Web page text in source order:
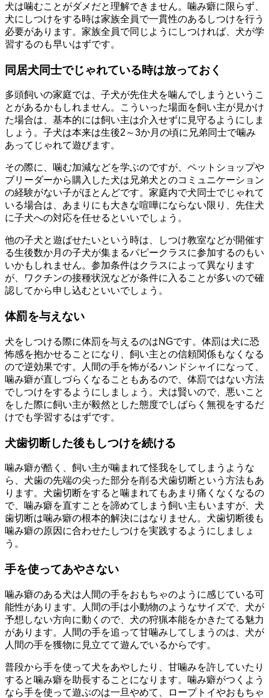
犬は噛むことがダメだと理解できません。噛み癖に限らず、
犬にしつけをする時は家族全員で一貫性のあるしつけを行う
必要があります。家族全員で同じようにしつければ、犬が学
習するのも早いはずです。
同居犬同士でじゃれている時は放っておく
多頭飼いの家庭では、子犬が先住犬を噛んでしまうというこ
とがあるかもしれません。こういった場面を飼い主が見かけ
た場合は、基本的には飼い主は介入せずに見守るようにしま
しょう。子犬は本来は生後2～3か月の頃に兄弟同士で噛み
あってじゃれて遊びます。
その際に、噛む加減などを学ぶのですが、ペットショップや
ブリーダーから購入した犬は兄弟犬とのコミュニケーション
の経験がない子がほとんどです。家庭内で犬同士でじゃれて
いる場合は、あまりにも大きな喧嘩にならない限り、先住犬
に子犬への対応を任せるといいでしょう。
他の子犬と遊ばせたいという時は、しつけ教室などが開催す
る生後数か月の子犬が集まるパピークラスに参加するのもい
いかもしれません。参加条件はクラスによって異なります
が、ワクチンの接種状況などが条件に入ることが多いので確
認してから申し込むといいでしょう。
体罰を与えない
犬をしつける際に体罰を与えるのはNGです。体罰は犬に恐
怖感を抱かせることになり、飼い主との信頼関係もなくなる
ので逆効果です。人間の手を怖がるハンドシャイになって、
噛み癖が直しづらくなることもあるので、体罰ではない方法
でしつけをするようにしましょう。犬は賢いので、悪いこと
をした際に飼い主が毅然とした態度でしばらく無視をするだ
けでも学習するはずです。
犬歯切断した後もしつけを続ける
噛み癖が酷く、飼い主が噛まれて怪我をしてしまうような
ら、犬歯の先端の尖った部分を削る犬歯切断という方法もあ
ります。犬歯切断をすると噛まれてもあまり痛くなくなるの
で、噛み癖を直すことを諦めてしまう飼い主もいますが、犬
歯切断は噛み癖の根本的解決にはなりません。犬歯切断後も
噛み癖の原因に合わせたしつけを実践するようにしましょ
う。
手を使ってあやさない
噛み癖のある犬は人間の手をおもちゃのように感じている可
能性があります。人間の手は小動物のようなサイズで、犬が
予想しない方向に動くので、犬の狩猟本能をかきたてる魅力
があります。人間の手を追って甘噛みしてしまうのは、犬が
人間の手を獲物に見立てて遊んでいるからです。
普段から手を使って犬をあやしたり、甘噛みを許していたり
すると噛み癖を助長することになります。噛み癖がつくよう
なら手を使って遊ぶのは一旦やめて、ロープトイやおもちゃ